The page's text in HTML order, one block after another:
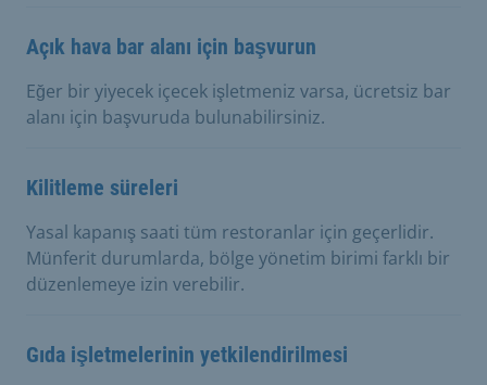
Açık hava bar alanı için başvurun
Eğer bir yiyecek içecek işletmeniz varsa, ücretsiz bar
alanı için başvuruda bulunabilirsiniz.
Kilitleme süreleri
Yasal kapanış saati tüm restoranlar için geçerlidir.
Münferit durumlarda, bölge yönetim birimi farklı bir
düzenlemeye izin verebilir.
Gıda işletmelerinin yetkilendirilmesi